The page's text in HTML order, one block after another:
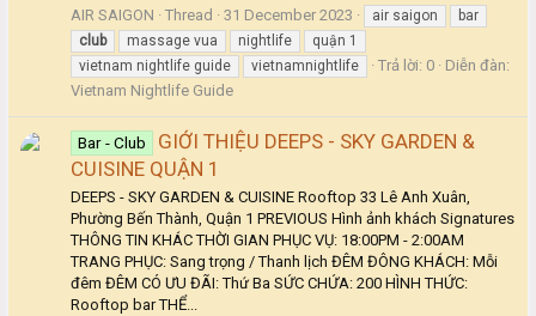
AIR SAIGON
Thread 31 December 2023 air saigon
bar
club
massage vua nightlife
quận 1
vietnam nightlife guide
vietnamnightlife Trả lời: 0
Diễn đàn:
Vietnam Nightlife Guide
Bar - Club
GIỚI THIỆU DEEPS - SKY GARDEN &
CUISINE QUẬN 1
DEEPS - SKY GARDEN & CUISINE Rooftop 33 Lê Anh Xuân,
Phường Bến Thành, Quận 1 PREVIOUS Hình ảnh khách Signatures
THÔNG TIN KHÁC THỜI GIAN PHỤC VỤ: 18:00PM - 2:00AM
TRANG PHỤC: Sang trọng / Thanh lịch ĐÊM ĐÔNG KHÁCH: Mỗi
đêm ĐÊM CÓ ƯU ĐÃI: Thứ Ba SỨC CHỨA: 200 HÌNH THỨC:
Rooftop bar THỂ...